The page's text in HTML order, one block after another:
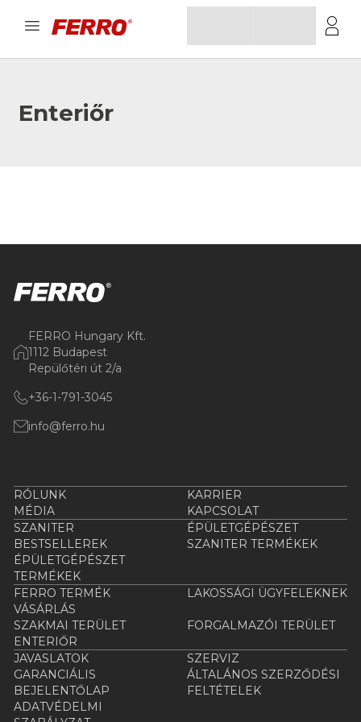
Enteriőr
FERRO Hungary Kft.
1112 Budapest
Repülőtéri út 2/a
+36-1-791-3045
info@ferro.hu
RÓLUNK
KARRIER
MÉDIA
KAPCSOLAT
SZANITER
ÉPÜLETGÉPÉSZET
BESTSELLEREK
SZANITER TERMÉKEK
ÉPÜLETGÉPÉSZET
TERMÉKEK
FERRO TERMÉK
VÁSÁRLÁS
LAKOSSÁGI ÜGYFELEKNEK
SZAKMAI TERÜLET
FORGALMAZÓI TERÜLET
ENTERIŐR
JAVASLATOK
SZERVIZ
GARANCIÁLIS
BEJELENTŐLAP
ÁLTALÁNOS SZERZŐDÉSI
FELTÉTELEK
ADATVÉDELMI